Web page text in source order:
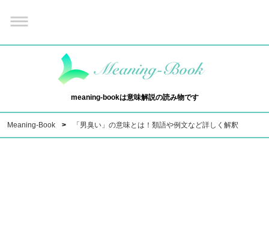
meaning-bookは意味解説の読み物です
Meaning-Book 「男臭い」の意味とは！類語や例文など詳しく解釈